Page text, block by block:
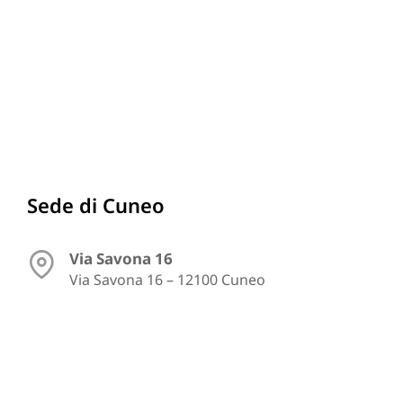
Sede di Cuneo
Via Savona 16
Via Savona 16 – 12100 Cuneo